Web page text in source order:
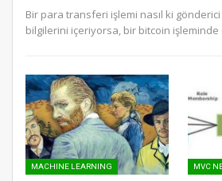
Bir para transferi işlemi nasıl ki gönderici
bilgilerini içeriyorsa, bir bitcoin
MACHINE LEARNING MVC